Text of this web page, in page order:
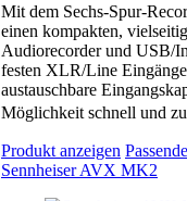
Mit dem Sechs-Spur-
einen kompakten,
Audiorecorder und USB/
festen XLR/Line
austauschbare
Möglichkeit schnell und
Produkt anzeigen
Sennheiser AVX MK2